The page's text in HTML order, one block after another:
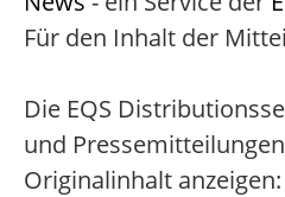
Für den Inhalt der
Die EQS
und
Originalinhalt anzeigen: